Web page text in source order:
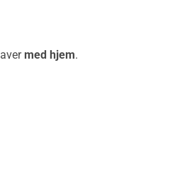
(hesteunderstøttet
der forstår fordi de selv har
med hjem.